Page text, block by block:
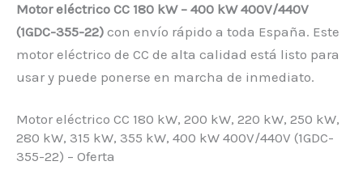
Motor eléctrico CC 180 kW – 400 kW 400V/440V
(1GDC-355-22) con envío rápido a toda España. Este
motor eléctrico de CC de alta calidad está listo para
usar y puede ponerse en marcha de inmediato.
Motor eléctrico CC 180 kW, 200 kW, 220 kW, 250 kW,
280 kW, 315 kW, 355 kW, 400 kW 400V/440V (1GDC-
355-22) – Oferta